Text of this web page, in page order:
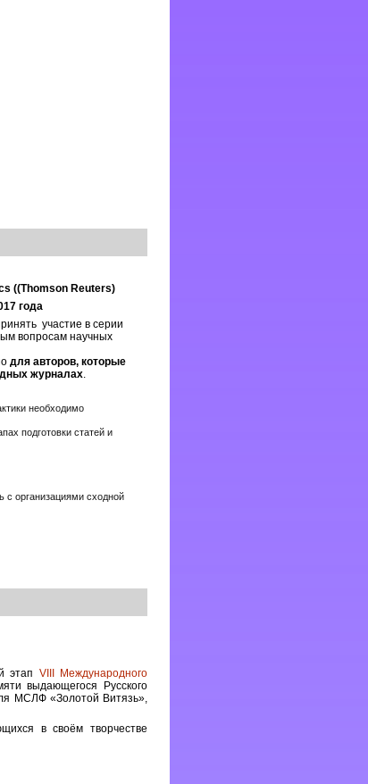
((Thomson Reuters)
года
участие в серии
вопросам научных
для авторов, которые
журналах.
необходимо
подготовки статей и
с организациями сходной
этап VIII Международного
выдающегося Русского
МСЛФ «Золотой Витязь»,
в своём творчестве